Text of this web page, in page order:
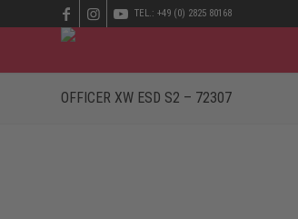
TEL.: +49 (0) 2825 80168
OFFICER XW ESD S2 – 72307